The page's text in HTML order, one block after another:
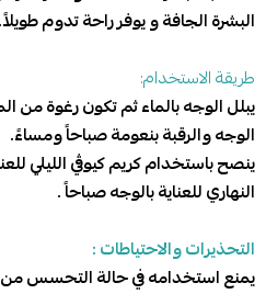
البشرة الجافة و يوفرراحة تدوم طويلاً.
طريقة الاستخدام:
يبلل الوجه بالماء ثم تكون رغوة من
الوجه والرقبة بنعومة صباحاً ومساءً.
ينصح باستخدام كريم كيوڤي الليلي
النهاري للعناية بالوجه صباحاً .
التحذيرات والاحتياطات :
يمنع استخدامه في حالة التحسس من